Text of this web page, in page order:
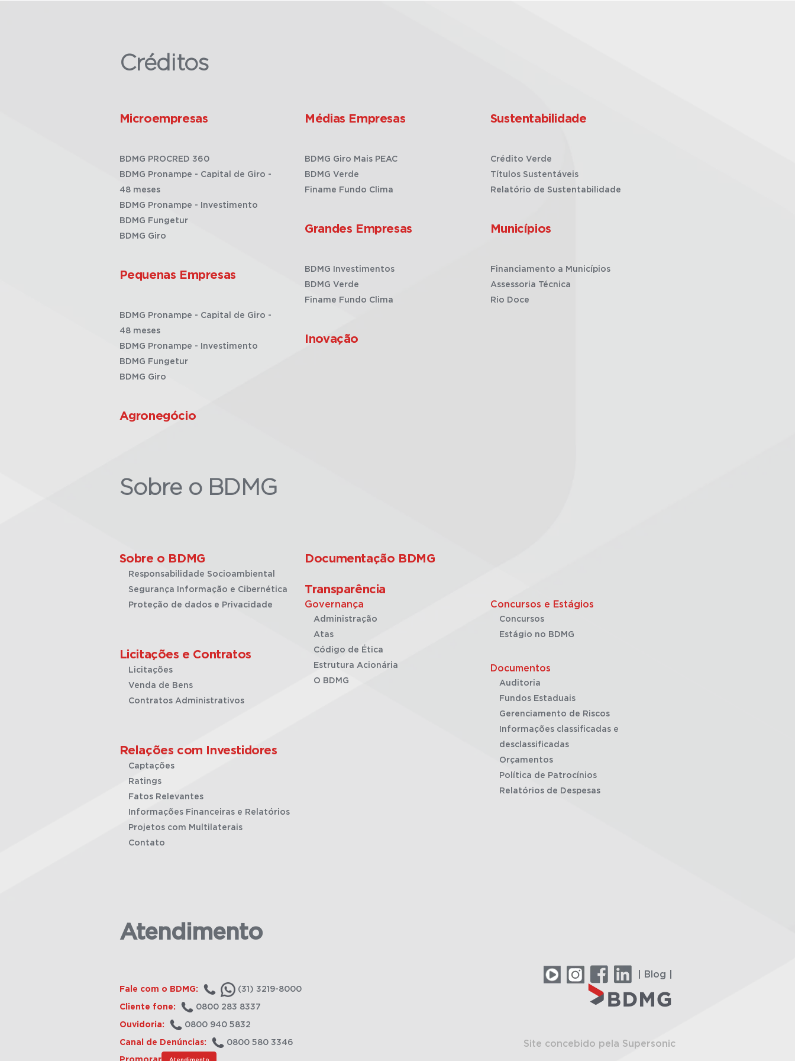
Créditos
Microempresas
BDMG PROCRED 360
BDMG Pronampe - Capital de Giro -
48 meses
BDMG Pronampe - Investimento
BDMG Fungetur
BDMG Giro
Pequenas Empresas
BDMG Pronampe - Capital de Giro -
48 meses
BDMG Pronampe - Investimento
BDMG Fungetur
BDMG Giro
Agronegócio
Médias Empresas
BDMG Giro Mais PEAC
BDMG Verde
Finame Fundo Clima
Grandes Empresas
BDMG Investimentos
BDMG Verde
Finame Fundo Clima
Inovação
Sustentabilidade
Crédito Verde
Títulos Sustentáveis
Relatório de Sustentabilidade
Municípios
Financiamento a Municípios
Assessoria Técnica
Rio Doce
Sobre o BDMG
Sobre o BDMG
Responsabilidade Socioambiental
Segurança Informação e Cibernética
Proteção de dados e Privacidade
Licitações e Contratos
Licitações
Venda de Bens
Contratos Administrativos
Relações com Investidores
Captações
Ratings
Fatos Relevantes
Informações Financeiras e Relatórios
Projetos com Multilaterais
Contato
Documentação BDMG
Transparência
Governança
Administração
Atas
Código de Ética
Estrutura Acionária
O BDMG
Concursos e Estágios
Concursos
Estágio no BDMG
Documentos
Auditoria
Fundos Estaduais
Gerenciamento de Riscos
Informações classificadas e
desclassificadas
Orçamentos
Política de Patrocínios
Relatórios de Despesas
Atendimento
Fale com o BDMG: (31) 3219-8000
Cliente fone: 0800 283 8337
Ouvidoria: 0800 940 5832
Canal de Denúncias: 0800 580 3346
Atendimento
| Blog |
Site concebido pela Supersonic